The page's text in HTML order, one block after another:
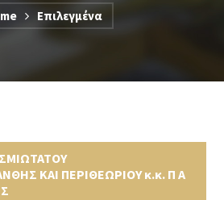
Επιλεγμένα
ΚΑΙ ΠΕΡΙΘΕΩΡΙΟΥ κ.κ. Π Α